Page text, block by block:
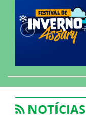
NOTÍCIAS